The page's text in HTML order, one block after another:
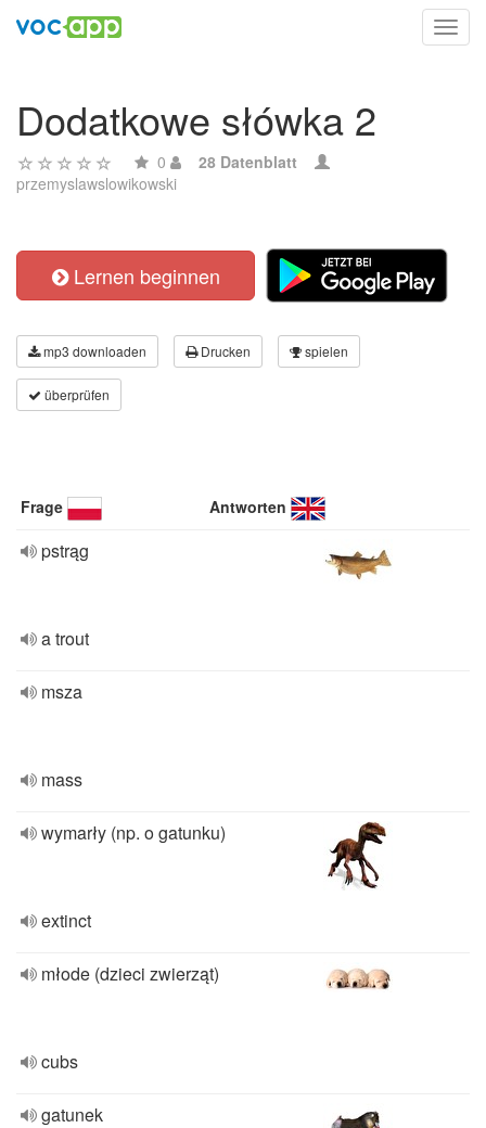
Dodatkowe słówka 2
0
28 Datenblatt
przemyslawslowikowski
Lernen beginnen
mp3 downloaden Drucken spielen
überprüfen
Frage Antworten
pstrąg
a trout
msza
mass
wymarły (np. o gatunku)
extinct
młode (dzieci zwierząt)
cubs
gatunek